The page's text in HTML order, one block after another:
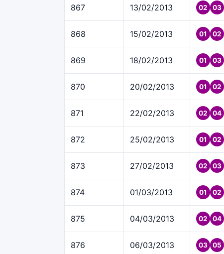
867 13/02/2013 02 03
868 15/02/2013 01 02
869 18/02/2013 01 03
870 20/02/2013 01 02
871 22/02/2013 02 04
872 25/02/2013 01 02
873 27/02/2013 02 03
874 01/03/2013 01 02
875 04/03/2013 02 04
876 06/03/2013 03 05